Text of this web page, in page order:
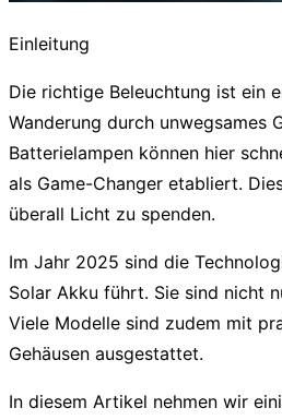
Einleitung
Die richtige Beleuchtung ist ein
Wanderung durch unwegsames
Batterielampen können hier
als Game-Changer etabliert.
überall Licht zu spenden.
Im Jahr 2025 sind die
Solar Akku führt. Sie sind nicht
Viele Modelle sind zudem mit
Gehäusen ausgestattet.
In diesem Artikel nehmen wir